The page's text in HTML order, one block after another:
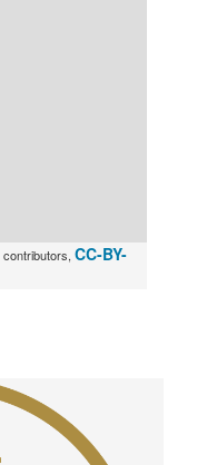
contributors, CC-BY-